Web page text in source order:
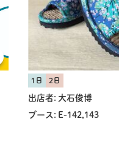
1日 2日
出店者: 大石俊博
ブース: E-142,143
共有方法を選択